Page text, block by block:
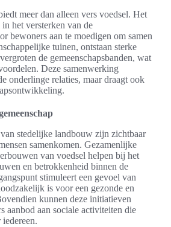
meer dan alleen vers voedsel. Het
het versterken van de
bewoners aan te moedigen om samen
tuinen, ontstaan sterke
de gemeenschapsbanden, wat
Deze samenwerking
onderlinge relaties, maar draagt ook
stedelijke landbouw zijn zichtbaar
samenkomen. Gezamenlijke
van voedsel helpen bij het
en betrokkenheid binnen de
stimuleert een gevoel van
is voor een gezonde en
kunnen deze initiatieven
aanbod aan sociale activiteiten die